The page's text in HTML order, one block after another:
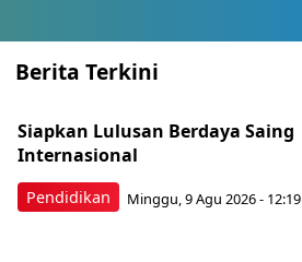
Berita Terkini
Pendidikan
Siapkan Lulusan Berdaya Saing
Internasional
Minggu, 9 Agu 2026 - 12:19